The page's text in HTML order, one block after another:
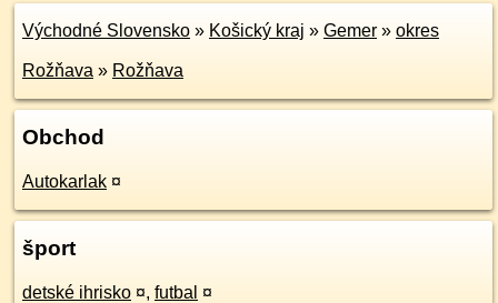
Východné Slovensko » Košický kraj » Gemer » okres
Rožňava » Rožňava
Obchod
Autokarlak ¤
šport
detské ihrisko ¤, futbal ¤